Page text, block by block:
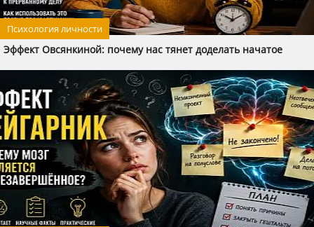
Психология личности
Эффект Овсянкиной: почему нас тянет доделать начатое